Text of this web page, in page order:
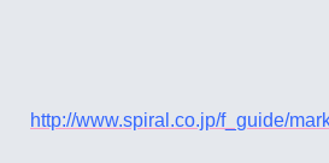
http://www.spiral.co.jp/f_guide/